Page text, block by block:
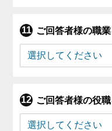
ご回答者様の職
ご回答者様の役